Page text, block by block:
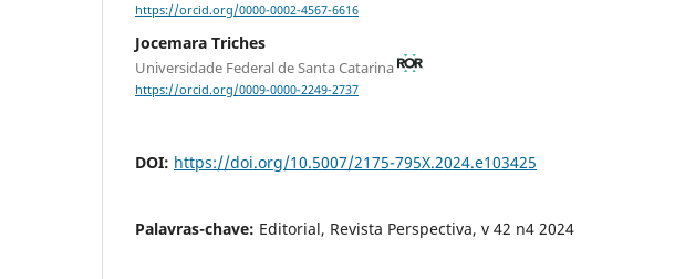
https://orcid.org/0000-0002-4567-6616
Jocemara Triches
Universidade Federal de Santa Catarina
https://orcid.org/0009-0000-2249-2737
DOI: https://doi.org/10.5007/2175-795X.2024.e103425
Palavras-chave: Editorial, Revista Perspectiva, v 42 n4 2024